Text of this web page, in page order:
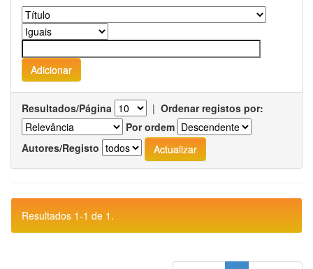
Resultados/Página | Ordenar registos por:
Por ordem
Autores/Registo
Resultados 1-1 de 1.